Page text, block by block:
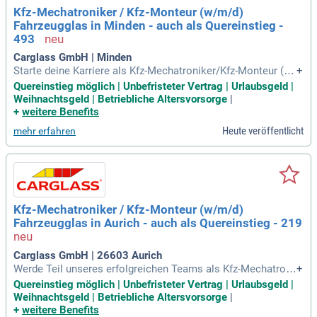
Kfz-Mechatroniker / Kfz-Monteur (w/m/d)
Fahrzeugglas in Minden - auch als Quereinstieg -
493
Carglass GmbH | Minden
Starte deine Karriere als Kfz-Mechatroniker/Kfz-Monteur (w/
m/d) für Fahrzeugglas in Minden – auch für Quereinsteiger g
eeignet! Wir sind die Experten für Reparatur und Austausch
von Fahrzeugscheiben in Deutschland mit über 420 Service-
se und Kommunikation. Du übernimmst den Austausch und
die Reparatur von Fahrzeugglas und kalibrierst Fahrassisten
zsysteme. Auch die Kundenbetreuung während des gesamte
n Prozesses gehört zu deinen Aufgaben. Bewirb dich jetzt u
nbefristet in Vollzeit und werde Teil eines engagierten Team
s – wir freuen uns auf dich!
+
Quereinstieg möglich | Unbefristeter Vertrag | Urlaubsgeld |
Weihnachtsgeld | Betriebliche Altersvorsorge
+ weitere Benefits
mehr erfahren Heute veröffentlicht
Kfz-Mechatroniker / Kfz-Monteur (w/m/d)
Fahrzeugglas in Aurich - auch als Quereinstieg - 219
Carglass GmbH | 26603 Aurich
Werde Teil unseres erfolgreichen Teams als Kfz-Mechatroni
ker/Kfz-Monteur (w/m/d) für Fahrzeugglas in Aurich! Mit üb
er 2.700 Mitarbeitenden sind wir Deutschlands führender An
bieter für die Reparatur und den Austausch von Fahrzeugsch
+
Quereinstieg möglich | Unbefristeter Vertrag | Urlaubsgeld |
Weihnachtsgeld | Betriebliche Altersvorsorge |
+ weitere Benefits